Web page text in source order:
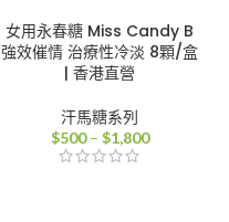
女用永春糖 Miss Candy B
強效催情 治療性冷淡 8顆/盒
| 香港直營
汗馬糖系列
$500 – $1,800價